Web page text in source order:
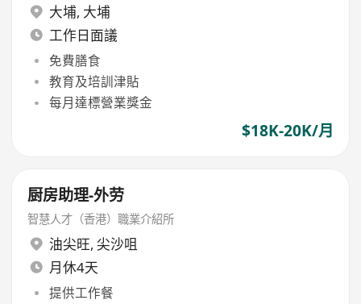
大埔, 大埔
工作日面議
免費膳食
教育及培訓津貼
每月達標營業獎金
$18K-20K/月
厨房助理-外劳
智慧人才（香港）職業介紹所
油尖旺, 尖沙咀
月休4天
提供工作餐